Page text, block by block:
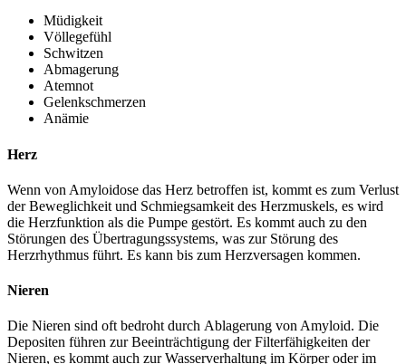
Müdigkeit
Völlegefühl
Schwitzen
Abmagerung
Atemnot
Gelenkschmerzen
Anämie
Herz
Wenn von Amyloidose das Herz betroffen ist, kommt es zum Verlust
der Beweglichkeit und Schmiegsamkeit des Herzmuskels, es wird
die Herzfunktion als die Pumpe gestört. Es kommt auch zu den
Störungen des Übertragungssystems, was zur Störung des
Herzrhythmus führt. Es kann bis zum Herzversagen kommen.
Nieren
Die Nieren sind oft bedroht durch Ablagerung von Amyloid. Die
Depositen führen zur Beeinträchtigung der Filterfähigkeiten der
Nieren, es kommt auch zur Wasserverhaltung im Körper oder im